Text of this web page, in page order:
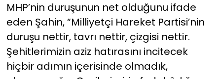
MHP’nin duruşunun net olduğunu ifade
eden Şahin, “Milliyetçi Hareket Partisi’nin
duruşu nettir, tavrı nettir, çizgisi nettir.
Şehitlerimizin aziz hatırasını incitecek
hiçbir adımın içerisinde olmadık,